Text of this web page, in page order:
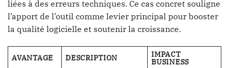
liées à des erreurs techniques. Ce cas concret souligne
l’apport de l’outil comme levier principal pour booster
la qualité logicielle et soutenir la croissance.
AVANTAGE DESCRIPTION IMPACT
BUSINESS